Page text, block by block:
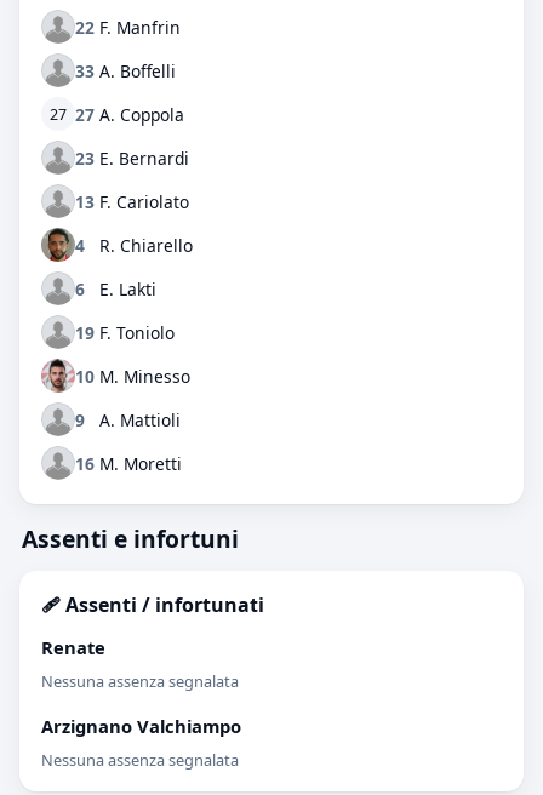
22 F. Manfrin
33 A. Boffelli
27 27 A. Coppola
23 E. Bernardi
13 F. Cariolato
4
R. Chiarello
6
E. Lakti
19 F. Toniolo
10 M. Minesso
9
A. Mattioli
16 M. Moretti
Assenti e infortuni
🩹 Assenti / infortunati
Renate
Nessuna assenza segnalata
Arzignano Valchiampo
Nessuna assenza segnalata